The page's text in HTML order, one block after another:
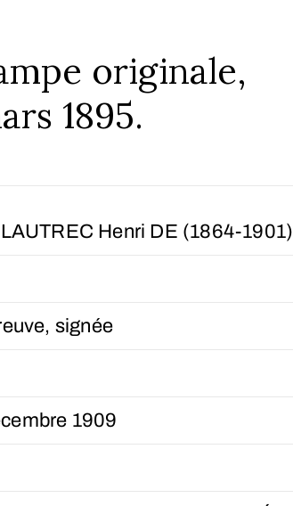
originale,
1895.
Henri DE (1864-1901)
signée
1909